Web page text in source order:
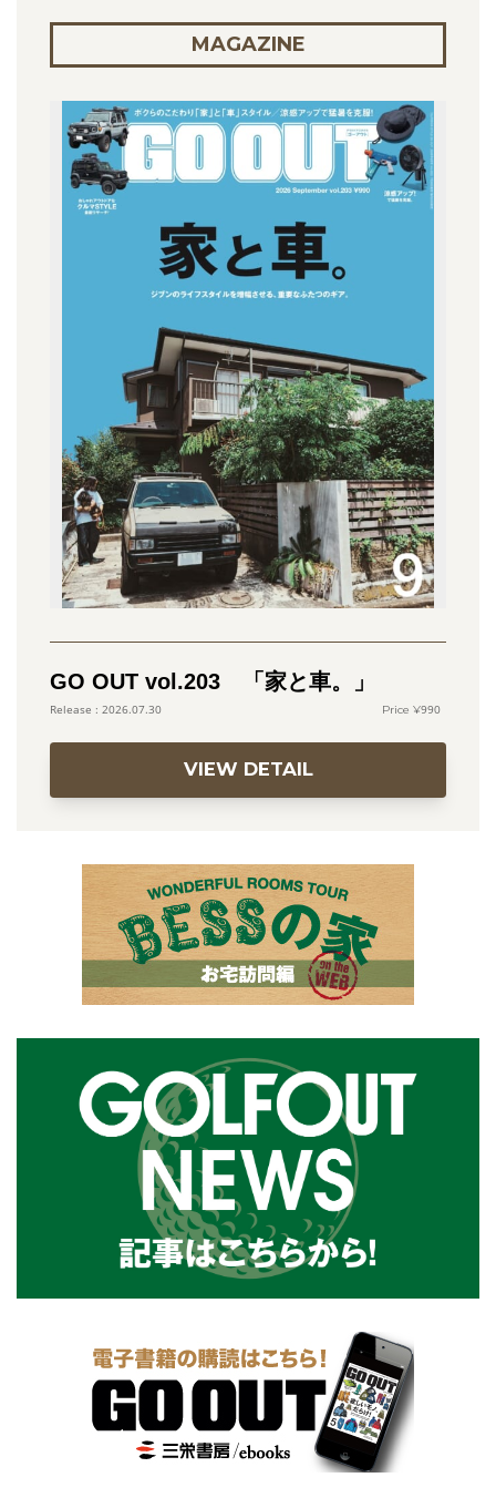
MAGAZINE
GO OUT vol.203 「家と車。」
2026.07.30 990
VIEW DETAIL